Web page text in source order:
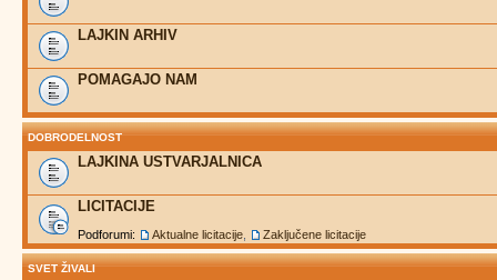
LAJKIN ARHIV
POMAGAJO NAM
DOBRODELNOST
LAJKINA USTVARJALNICA
LICITACIJE
Podforumi: Aktualne licitacije Zaključene licitacije
SVET ŽIVALI